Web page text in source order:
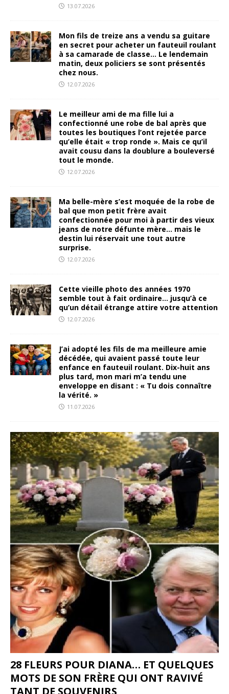
13.07.2026
Mon fils de treize ans a vendu sa guitare
en secret pour acheter un fauteuil roulant
à sa camarade de classe… Le lendemain
matin, deux policiers se sont présentés
chez nous.
12.07.2026
Le meilleur ami de ma fille lui a
confectionné une robe de bal après que
toutes les boutiques l’ont rejetée parce
qu’elle était « trop ronde ». Mais ce qu’il
avait cousu dans la doublure a bouleversé
tout le monde.
12.07.2026
Ma belle-mère s’est moquée de la robe de
bal que mon petit frère avait
confectionnée pour moi à partir des vieux
jeans de notre défunte mère… mais le
destin lui réservait une tout autre
surprise.
12.07.2026
Cette vieille photo des années 1970
semble tout à fait ordinaire… jusqu’à ce
qu’un détail étrange attire votre attention
12.07.2026
J’ai adopté les fils de ma meilleure amie
décédée, qui avaient passé toute leur
enfance en fauteuil roulant. Dix-huit ans
plus tard, mon mari m’a tendu une
enveloppe en disant : « Tu dois connaître
la vérité. »
11.07.2026
28 FLEURS POUR DIANA… ET QUELQUES
MOTS DE SON FRÈRE QUI ONT RAVIVÉ
TANT DE SOUVENIRS